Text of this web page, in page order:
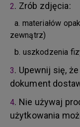
2. Zrób zdjęcia:
a. materiałów
zewnątrz)
b. uszkodzenia
3. Upewnij się,
dokument
4. Nie używaj
użytkowania